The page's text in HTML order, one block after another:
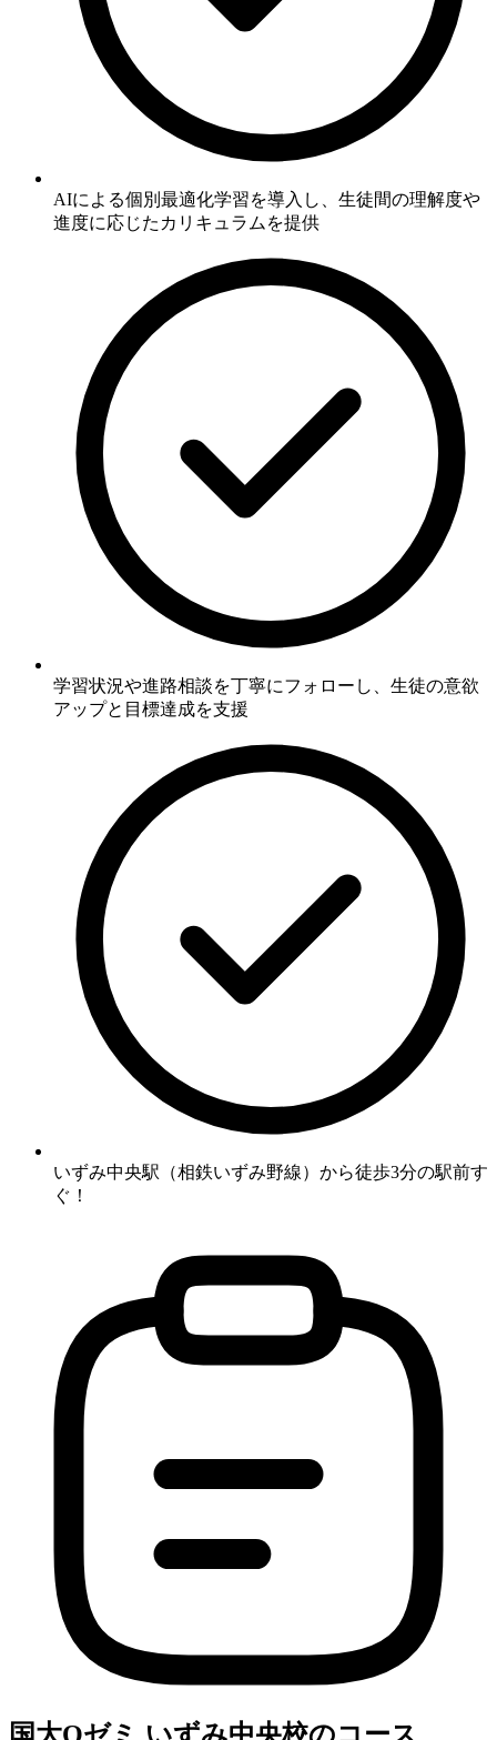
AIによる個別最適化学習を導入し、生徒間の理解度や
進度に応じたカリキュラムを提供
学習状況や進路相談を丁寧にフォローし、 生徒の意欲
アップと目標達成を支援
いずみ中央駅（相鉄いずみ野線）から徒歩3分の駅前す
ぐ！